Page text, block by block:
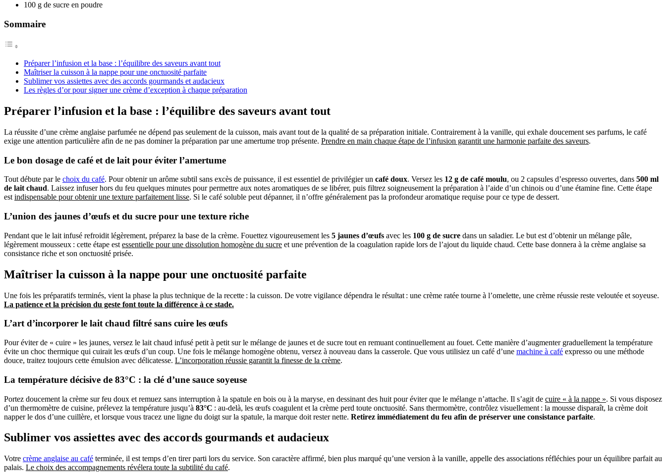
100 g de sucre en poudre
Sommaire
Préparer l’infusion et la base : l’équilibre des saveurs avant tout
Maîtriser la cuisson à la nappe pour une onctuosité parfaite
Sublimer vos assiettes avec des accords gourmands et audacieux
Les règles d’or pour signer une crème d’exception à chaque préparation
Préparer l’infusion et la base : l’équilibre des saveurs avant tout
La réussite d’une crème anglaise parfumée ne dépend pas seulement de la cuisson, mais avant tout de la qualité de sa préparation initiale. Contrairement à la vanille, qui exhale doucement ses parfums, le café
exige une attention particulière afin de ne pas dominer la préparation par une amertume trop présente. Prendre en main chaque étape de l’infusion garantit une harmonie parfaite des saveurs.
Le bon dosage de café et de lait pour éviter l’amertume
Tout débute par le choix du café. Pour obtenir un arôme subtil sans excès de puissance, il est essentiel de privilégier un café doux. Versez les 12 g de café moulu, ou 2 capsules d’espresso ouvertes, dans 500 ml
de lait chaud. Laissez infuser hors du feu quelques minutes pour permettre aux notes aromatiques de se libérer, puis filtrez soigneusement la préparation à l’aide d’un chinois ou d’une étamine fine. Cette étape
estindispensable pour obtenir une texture parfaitement lisse. Si le café soluble peut dépanner, il n’offre généralement pas la profondeur aromatique requise pour ce type de dessert.
L’union des jaunes d’œufs et du sucre pour une texture riche
Pendant que le lait infusé refroidit légèrement, préparez la base de la crème. Fouettez vigoureusement les 5 jaunes d’œufs avec les 100 g de sucre dans un saladier. Le but est d’obtenir un mélange pâle,
légèrement mousseux : cette étape est essentielle pour une dissolution homogène du sucre et une prévention de la coagulation rapide lors de l’ajout du liquide chaud. Cette base donnera à la crème anglaise sa
consistance riche et son onctuosité prisée.
Maîtriser la cuisson à la nappe pour une onctuosité parfaite
Une fois les préparatifs terminés, vient la phase la plus technique de la recette : la cuisson. De votre vigilance dépendra le résultat : une crème ratée tourne à l’omelette, une crème réussie reste veloutée et soyeuse.
La patience et la précision du geste font toute la différence à ce stade.
L’art d’incorporer le lait chaud filtré sans cuire les œufs
Pour éviter de « cuire » les jaunes, versez le lait chaud infusé petit à petit sur le mélange de jaunes et de sucre tout en remuant continuellement au fouet. Cette manière d’augmenter graduellement la température
évite un choc thermique qui cuirait les œufs d’un coup. Une fois le mélange homogène obtenu, versez à nouveau dans la casserole. Que vous utilisiez un café d’une machine à café expresso ou une méthode
douce, traitez toujours cette émulsion avec délicatesse. L’incorporation réussie garantit la finesse de la crème.
La température décisive de 83°C : la clé d’une sauce soyeuse
Portez doucement la crème sur feu doux et remuez sans interruption à la spatule en bois ou à la maryse, en dessinant des huit pour éviter que le mélange n’attache. Il s’agit de cuire « à la nappe ». Si vous disposez
d’un thermomètre de cuisine, prélevez la température jusqu’à 83°C : au-delà, les œufs coagulent et la crème perd toute onctuosité. Sans thermomètre, contrôlez visuellement : la mousse disparaît, la crème doit
napper le dos d’une cuillère, et lorsque vous tracez une ligne du doigt sur la spatule, la marque doit rester nette. Retirez immédiatement du feu afin de préserver une consistance parfaite.
Sublimer vos assiettes avec des accords gourmands et audacieux
Votre crème anglaise au café terminée, il est temps d’en tirer parti lors du service. Son caractère affirmé, bien plus marqué qu’une version à la vanille, appelle des associations réfléchies pour un équilibre parfait au
palais. Le choix des accompagnements révélera toute la subtilité du café.